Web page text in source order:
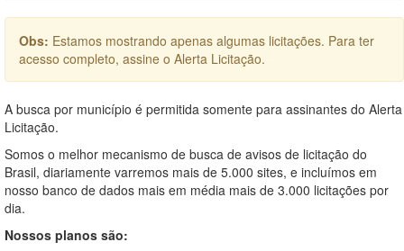
Obs: Estamos mostrando apenas algumas licitações. Para ter
acesso completo, assine o Alerta Licitação.
A busca por município é permitida somente para assinantes do Alerta
Licitação.
Somos o melhor mecanismo de busca de avisos de licitação do
Brasil, diariamente varremos mais de 5.000 sites, e incluímos em
nosso banco de dados mais em média mais de 3.000 licitações por
dia.
Nossos planos são: